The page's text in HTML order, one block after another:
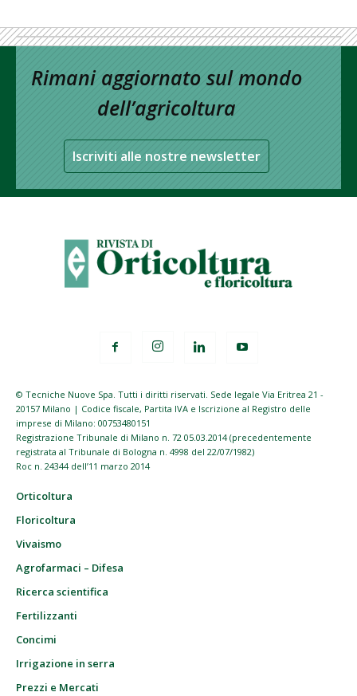
Rimani aggiornato sul mondo
dell’agricoltura
Iscriviti alle nostre newsletter
© Tecniche Nuove Spa. Tutti i diritti riservati. Sede legale Via Eritrea 21 -
20157 Milano | Codice fiscale, Partita IVA e Iscrizione al Registro delle
imprese di Milano: 00753480151
Registrazione Tribunale di Milano n. 72 05.03.2014 (precedentemente
registrata al Tribunale di Bologna n. 4998 del 22/07/1982)
Roc n. 24344 dell’11 marzo 2014
Orticoltura
Floricoltura
Vivaismo
Agrofarmaci – Difesa
Ricerca scientifica
Fertilizzanti
Concimi
Irrigazione in serra
Prezzi e Mercati